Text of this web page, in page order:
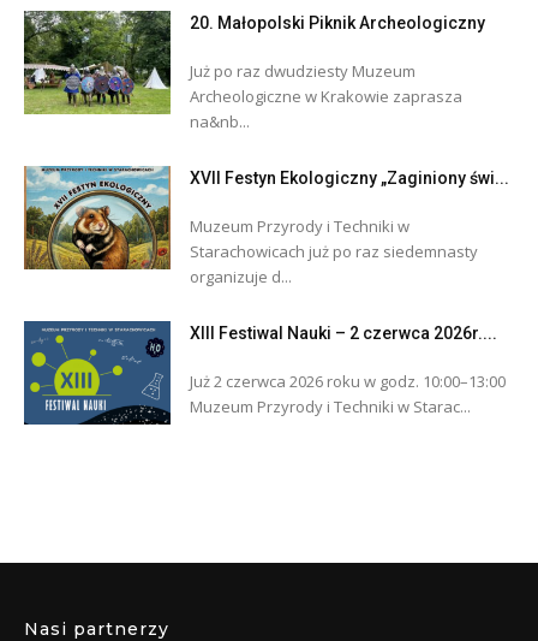
20. Małopolski Piknik Archeologiczny
Już po raz dwudziesty Muzeum
Archeologiczne w Krakowie zaprasza
na&nb...
XVII Festyn Ekologiczny „Zaginiony świ...
Muzeum Przyrody i Techniki w
Starachowicach już po raz siedemnasty
organizuje d...
XIII Festiwal Nauki – 2 czerwca 2026r....
Już 2 czerwca 2026 roku w godz. 10:00–13:00
Muzeum Przyrody i Techniki w Starac...
Nasi partnerzy